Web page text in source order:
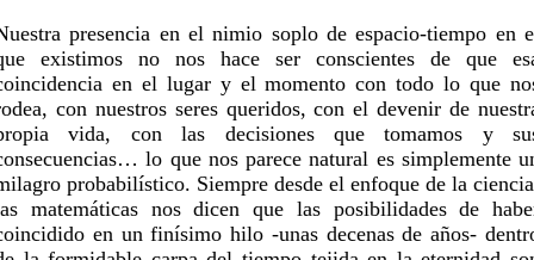
presencia en el nimio soplo de espacio-tiempo en
existimos no nos hace ser conscientes de que
en el lugar y el momento con todo lo que
con nuestros seres queridos, con el devenir de
vida, con las decisiones que tomamos y
lo que nos parece natural es simplemente
probabilístico. Siempre desde el enfoque de la
matemáticas nos dicen que las posibilidades de
en un finísimo hilo -unas decenas de años-